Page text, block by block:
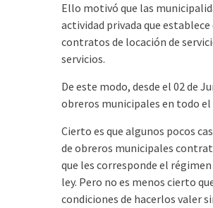
Ello motivó que las
actividad privada que
contratos de locación de
servicios.
De este modo, desde el 02 de
obreros municipales en todo el
Cierto es que algunos pocos
de obreros municipales
que les corresponde el
ley. Pero no es menos cierto
condiciones de hacerlos valer